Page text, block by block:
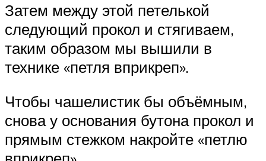
Затем между этой петелькой
следующий прокол и стягиваем,
таким образом мы вышили в
технике «петля вприкреп».
Чтобы чашелистик бы объёмным,
снова у основания бутона прокол и
прямым стежком накройте «петлю